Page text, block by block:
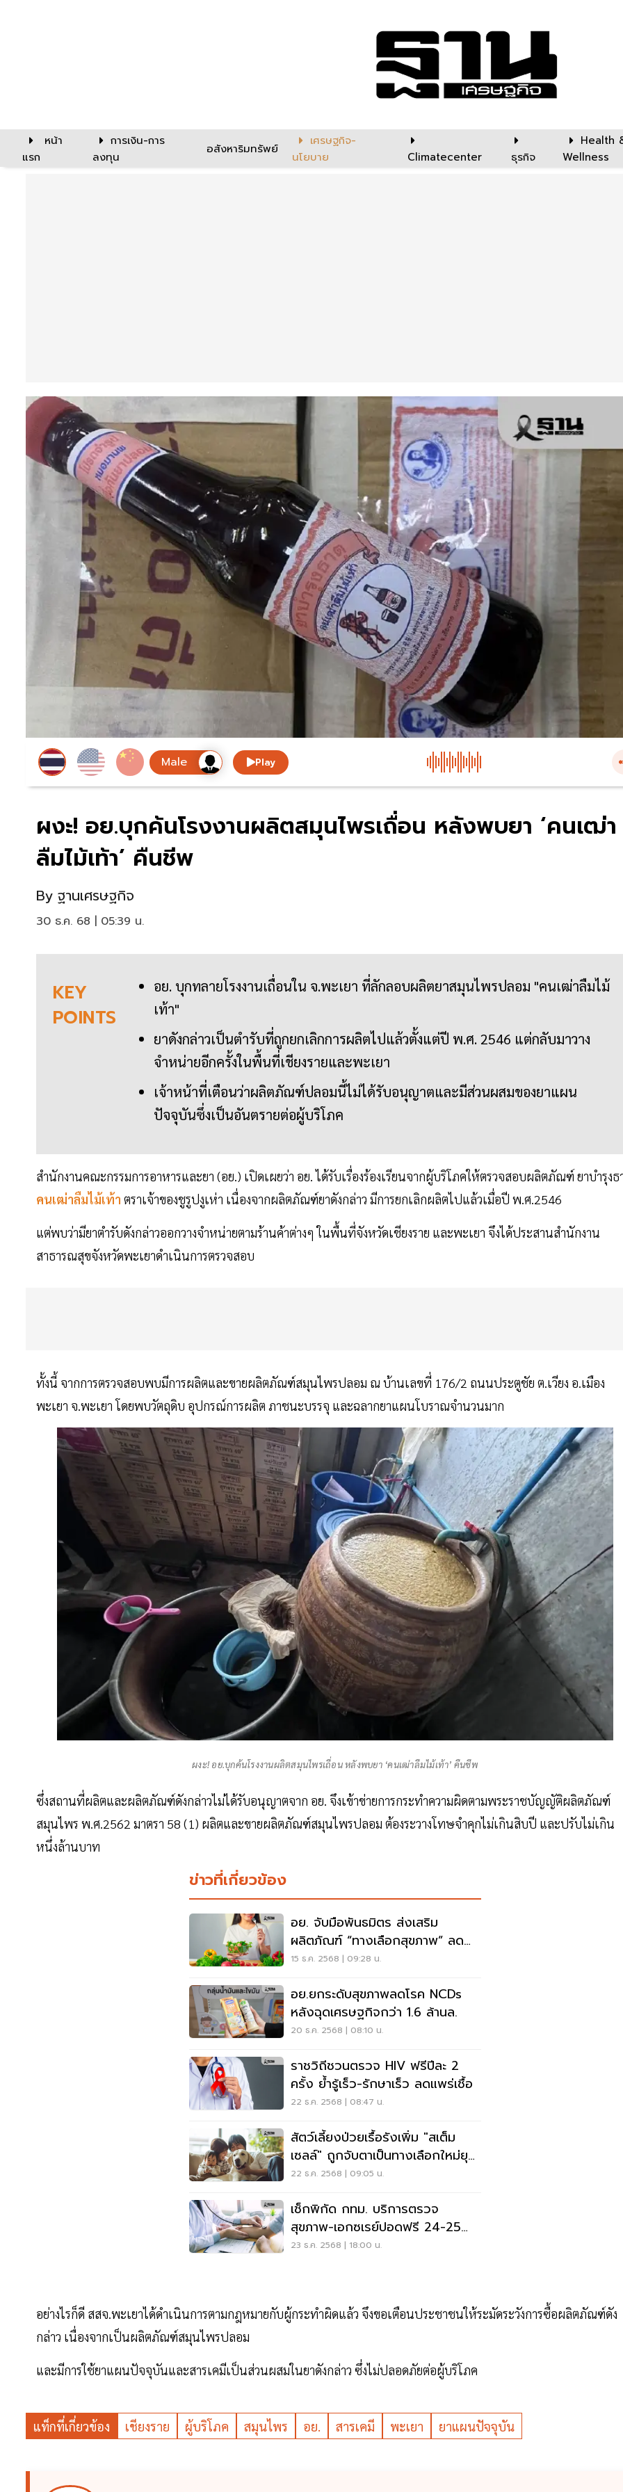
หน้า
แรก
การเงิน-การ
ลงทุน
อสังหาริมทรัพย์
เศรษฐกิจ-
นโยบาย
Climatecenter ธุรกิจ
Health
Wellness
Play
ผงะ! อย.บุกค้นโรงงานผลิตสมุนไพรเถื่อน หลังพบยา ‘คนเฒ่า
ลืมไม้เท้า’ คืนชีพ
By ฐานเศรษฐกิจ
30 ธ.ค. 68 | 05:39 น.
KEY
POINTS
อย. บุกทลายโรงงานเถื่อนใน จ.พะเยา ที่ลักลอบผลิตยาสมุนไพรปลอม "คนเฒ่าลืมไม้
เท้า"
ยาดังกล่าวเป็นตำรับที่ถูกยกเลิกการผลิตไปแล้วตั้งแต่ปี พ.ศ. 2546 แต่กลับมาวาง
จำหน่ายอีกครั้งในพื้นที่เชียงรายและพะเยา
เจ้าหน้าที่เตือนว่าผลิตภัณฑ์ปลอมนี้ไม่ได้รับอนุญาตและมีส่วนผสมของยาแผน
ปัจจุบันซึ่งเป็นอันตรายต่อผู้บริโภค
สำนักงานคณะกรรมการอาหารและยา (อย.) เปิดเผยว่า อย. ได้รับเรื่องร้องเรียนจากผู้บริโภคให้ตรวจสอบผลิตภัณฑ์ ยาบำรุงธ
คนเฒ่าลืมไม้เท้า ตราเจ้าของชูรูปงูเห่า เนื่องจากผลิตภัณฑ์ยาดังกล่าว มีการยกเลิกผลิตไปแล้วเมื่อปี พ.ศ.2546
แต่พบว่ามียาตำรับดังกล่าวออกวางจำหน่ายตามร้านค้าต่างๆ ในพื้นที่จังหวัดเชียงราย และพะเยา จึงได้ประสานสำนักงาน
สาธารณสุขจังหวัดพะเยาดำเนินการตรวจสอบ
ทั้งนี้ จากการตรวจสอบพบมีการผลิตและขายผลิตภัณฑ์สมุนไพรปลอม ณ บ้านเลขที่ 176/2 ถนนประตูชัย ต.เวียง อ.เมือง
พะเยา จ.พะเยา โดยพบวัตถุดิบ อุปกรณ์การผลิต ภาชนะบรรจุ และฉลากยาแผนโบราณจำนวนมาก
ผงะ! อย.บุกค้นโรงงานผลิตสมุนไพรเถื่อน หลังพบยา ‘คนเฒ่าลืมไม้เท้า’ คืนชีพ
ซึ่งสถานที่ผลิตและผลิตภัณฑ์ดังกล่าวไม่ได้รับอนุญาตจาก อย. จึงเข้าข่ายการกระทำความผิดตามพระราชบัญญัติผลิตภัณฑ์
สมุนไพร พ.ศ.2562 มาตรา 58 (1) ผลิตและขายผลิตภัณฑ์สมุนไพรปลอม ต้องระวางโทษจำคุกไม่เกินสิบปี และปรับไม่เกิน
หนึ่งล้านบาท
ข่าวที่เกี่ยวข้อง
อย. จับมือพันธมิตร ส่งเสริม
ผลิตภัณฑ์ “ทางเลือกสุขภาพ” ลด
โรค NCDs
15 ธ.ค. 2568 | 09:28 น.
อย.ยกระดับสุขภาพลดโรค NCDs
หลังฉุดเศรษฐกิจกว่า 1.6 ล้านล.
20 ธ.ค. 2568 | 08:10 น.
ราชวิถีชวนตรวจ HIV ฟรีปีละ 2
ครั้ง ย้ำรู้เร็ว-รักษาเร็ว ลดแพร่เชื้อ
22 ธ.ค. 2568 | 08:47 น.
สัตว์เลี้ยงป่วยเรื้อรังเพิ่ม "สเต็ม
เซลล์" ถูกจับตาเป็นทางเลือกใหม่ยุค
Pet Parenting
22 ธ.ค. 2568 | 09:05 น.
เช็กพิกัด กทม. บริการตรวจ
สุขภาพ-เอกซเรย์ปอดฟรี 24-25
ธ.ค.นี้
23 ธ.ค. 2568 | 18:00 น.
อย่างไรก็ดี สสจ.พะเยาได้ดำเนินการตามกฎหมายกับผู้กระทำผิดแล้ว จึงขอเตือนประชาชนให้ระมัดระวังการซื้อผลิตภัณฑ์ดัง
กล่าว เนื่องจากเป็นผลิตภัณฑ์สมุนไพรปลอม
และมีการใช้ยาแผนปัจจุบันและสารเคมีเป็นส่วนผสมในยาดังกล่าว ซึ่งไม่ปลอดภัยต่อผู้บริโภค
แท็กที่เกี่ยวข้อง เชียงราย ผู้บริโภค สมุนไพร อย. สารเคมี พะเยา ยาแผนปัจจุบัน